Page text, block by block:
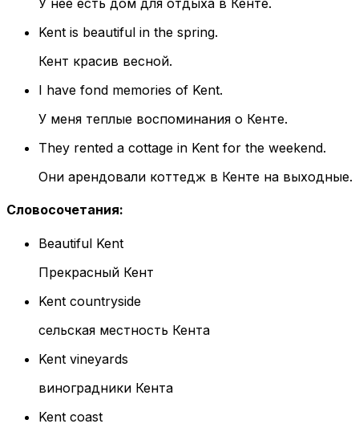
У нее есть дом для отдыха в Кенте.
Kent is beautiful in the spring.
Кент красив весной.
I have fond memories of Kent.
У меня теплые воспоминания о Кенте.
They rented a cottage in Kent for the weekend.
Они арендовали коттедж в Кенте на выходные.
Словосочетания:
Beautiful Kent
Прекрасный Кент
Kent countryside
сельская местность Кента
Kent vineyards
виноградники Кента
Kent coast